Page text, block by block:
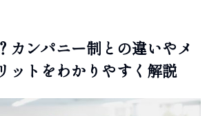
カンパニー制との違いやメ
ットをわかりやすく解説